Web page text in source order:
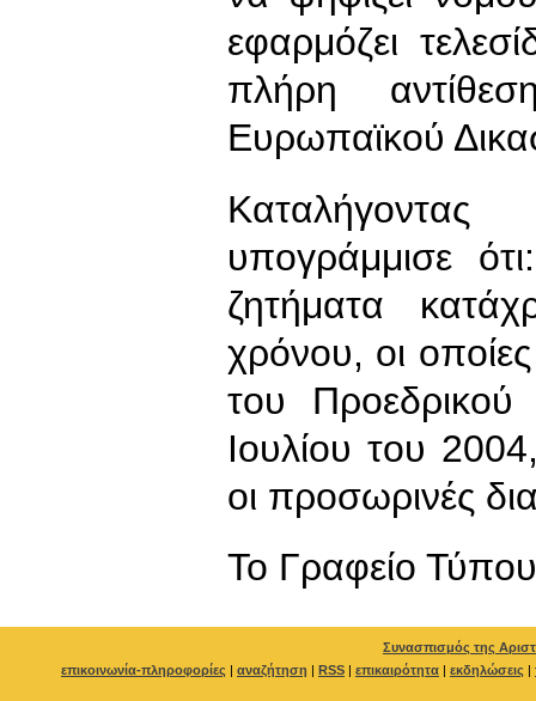
εφαρμόζει
πλήρη
Ευρωπαϊκού
υπογράμμισε
ζητήματα
χρόνου, οι
του
Ιουλίου του
οι προσωρινές
To Γραφείο Τύπου
Συνασπισμός της
επικοινωνία-πληροφορίες | αναζήτηση | RSS | επικαιρότητα | εκδηλώσεις |